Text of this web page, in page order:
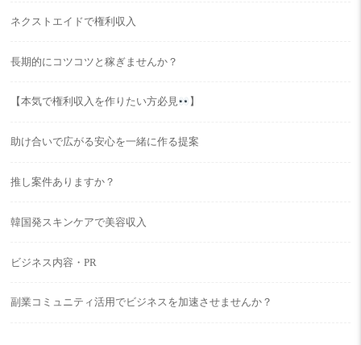
ネクストエイドで権利収入
長期的にコツコツと稼ぎませんか？
【本気で権利収入を作りたい方必見 】
助け合いで広がる安心を一緒に作る提案
推し案件ありますか？
韓国発スキンケアで美容収入
ビジネス内容・PR
副業コミュニティ活用でビジネスを加速させませんか？